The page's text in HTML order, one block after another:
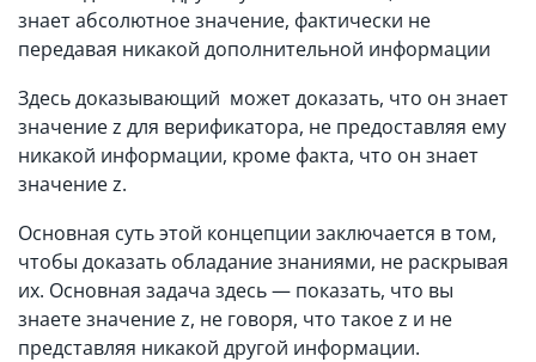
знает абсолютное значение, фактически не
передавая никакой дополнительной информации
Здесь доказывающий может доказать, что он знает
значение z для верификатора, не предоставляя ему
никакой информации, кроме факта, что он знает
значение z.
Основная суть этой концепции заключается в том,
чтобы доказать обладание знаниями, не раскрывая
их. Основная задача здесь — показать, что вы
знаете значение z, не говоря, что такое z и не
представляя никакой другой информации.